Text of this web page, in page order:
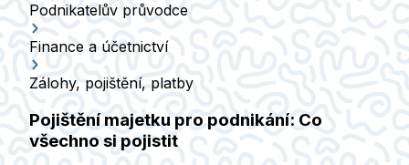
Podnikatelův průvodce
Finance a účetnictví
Zálohy, pojištění, platby
Pojištění majetku pro podnikání: Co
všechno si pojistit